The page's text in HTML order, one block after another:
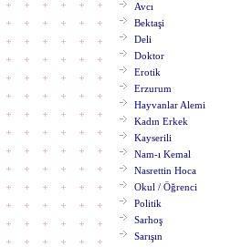
Avcı
Bektaşi
Deli
Doktor
Erotik
Erzurum
Hayvanlar Alemi
Kadın Erkek
Kayserili
Nam-ı Kemal
Nasrettin Hoca
Okul / Öğrenci
Politik
Sarhoş
Sarışın